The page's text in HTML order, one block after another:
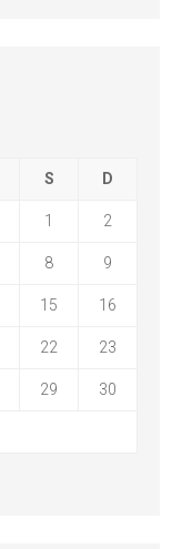
S D
1 2
8 9
15 16
22 23
29 30